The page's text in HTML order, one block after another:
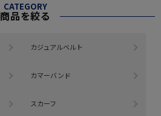
CATEGORY
商品を絞る
カジュアルベルト
カマーバンド
スカーフ